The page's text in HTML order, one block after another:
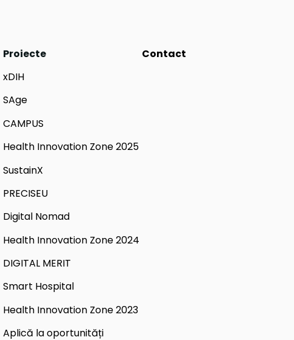
Proiecte
xDIH
SAge
CAMPUS
Health Innovation Zone 2025
SustainX
PRECISEU
Digital Nomad
Health Innovation Zone 2024
DIGITAL MERIT
Smart Hospital
Health Innovation Zone 2023
Aplică la oportunități
Contact